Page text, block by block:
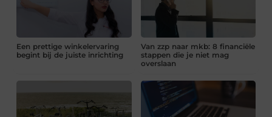
Een prettige winkelervaring
begint bij de juiste inrichting
Van zzp naar mkb: 8 financiële
stappen die je niet mag
overslaan